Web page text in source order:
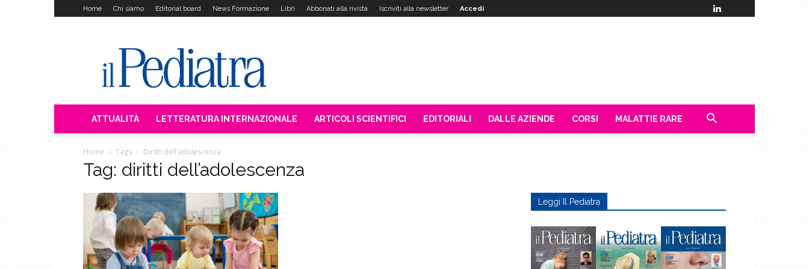
Home Chi siamo Editorial board News Formazione Libri Abbonati alla rivista Iscriviti alla newsletter Accedi
Pediatra
ATTUALITÀ LETTERATURA INTERNAZIONALE ARTICOLI SCIENTIFICI EDITORIALI DALLE AZIENDE CORSI MALATTIE RARE
Home Tags Diritti dell’adolescenza
Tag: diritti dell’adolescenza
Leggi Il Pediatra